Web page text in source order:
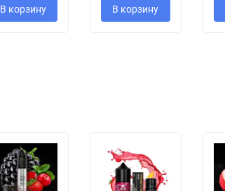
В корзину В корзину